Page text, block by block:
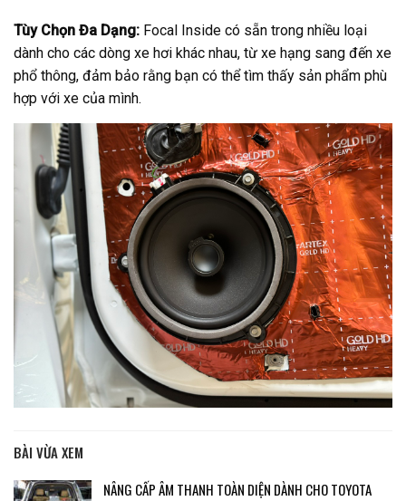
Tùy Chọn Đa Dạng: Focal Inside có sẵn trong nhiều loại
dành cho các dòng xe hơi khác nhau, từ xe hạng sang đến xe
phổ thông, đảm bảo rằng bạn có thể tìm thấy sản phẩm phù
hợp với xe của mình.
BÀI VỪA XEM
NÂNG CẤP ÂM THANH TOÀN DIỆN DÀNH CHO TOYOTA